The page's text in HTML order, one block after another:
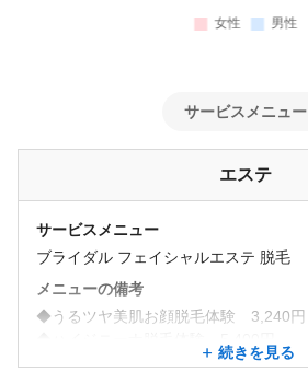
サービスメニュー
エステ
サービスメニュー
ブライダル フェイシャルエステ 脱毛
メニューの備考
◆うるツヤ美肌お顔脱毛体験 3,240円
◆全身キラキラ脱毛体験 16,200円
続きを見る